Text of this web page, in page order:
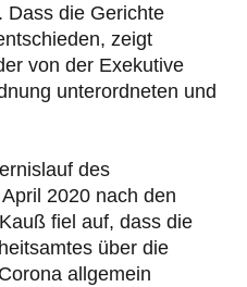
Dass die Gerichte
zeigt
von der Exekutive
unterordneten und
des
2020 nach den
fiel auf, dass die
über die
allgemein